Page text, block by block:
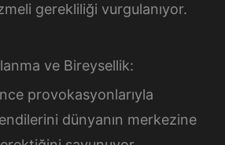
gerekliliği vurgulanıyor.
ve Bireysellik:
provokasyonlarıyla
dünyanın merkezine